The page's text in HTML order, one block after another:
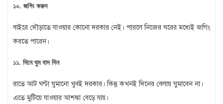
১০. জগিং করুন
বাইরে দৌড়াতে যাওয়ার কোনো দরকার নেই। পারলে নিজের ঘরের মধ্যেই জগিং
করতে পারেন।
১১. দিনে ঘুম বাদ দিন
রাতে আট ঘণ্টা ঘুমানো খুবই দরকার। কিন্তু কখনই দিনের বেলায় ঘুমাবেন না।
এতে মুটিয়ে যাওয়ার আশঙ্কা বেড়ে যায়।